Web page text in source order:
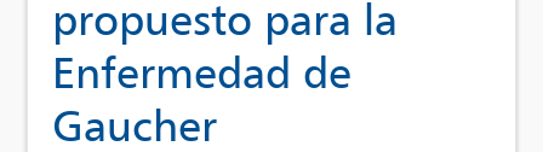
propuesto para la
Enfermedad de
Gaucher